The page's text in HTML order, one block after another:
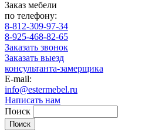
Заказ мебели
по телефону:
8-812-309-97-34
8-925-468-82-65
Заказать звонок
Заказать выезд
консультанта-замерщика
E-mail:
info@estermebel.ru
Написать нам
Поиск